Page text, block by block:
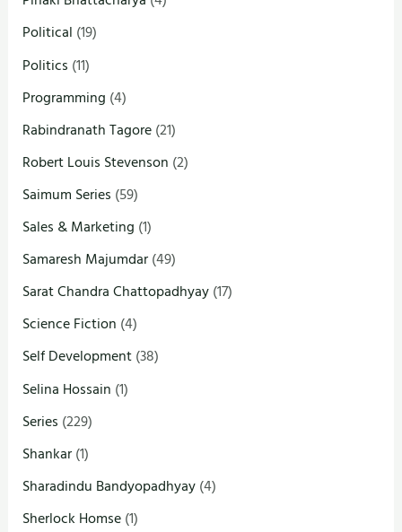
Political (19)
Politics (11)
Programming (4)
Rabindranath Tagore(21)
Robert Louis Stevenson (2)
Saimum Series (59)
Sales & Marketing (1)
Samaresh Majumdar(49)
Sarat Chandra Chattopadhyay(17)
Science Fiction (4)
Self Development(38)
Selina Hossain (1)
Series (229)
Shankar(1)
Sharadindu Bandyopadhyay(4)
Sherlock Homse(1)